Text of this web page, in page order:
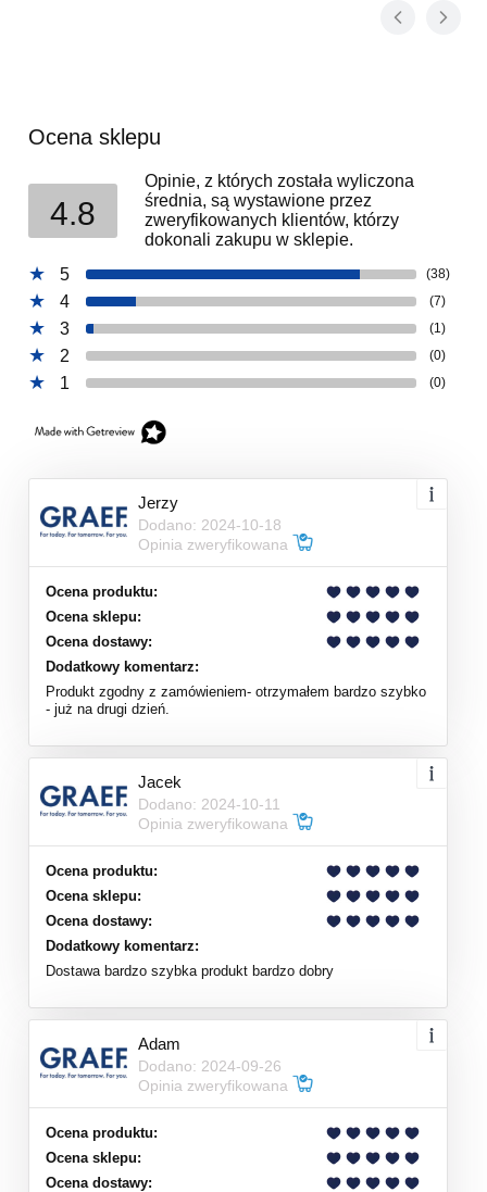
Ocena sklepu
4.8
Opinie, z których została wyliczona
średnia, są wystawione przez
zweryfikowanych klientów, którzy
dokonali zakupu w sklepie.
5
(38)
4 (7)
3 (1)
2 (0)
1 (0)
Jerzy
Dodano: 2024-10-18
Opinia zweryfikowana
Ocena produktu:
Ocena sklepu:
Ocena dostawy:
Dodatkowy komentarz:
Produkt zgodny z zamówieniem- otrzymałem bardzo szybko
- już na drugi dzień.
Jacek
Dodano: 2024-10-11
Opinia zweryfikowana
Ocena produktu:
Ocena sklepu:
Ocena dostawy:
Dodatkowy komentarz:
Dostawa bardzo szybka produkt bardzo dobry
Adam
Dodano: 2024-09-26
Opinia zweryfikowana
Ocena produktu:
Ocena sklepu:
Ocena dostawy: